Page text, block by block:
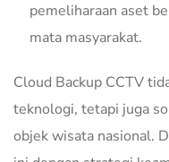
pemeliharaan aset
mata masyarakat.
Cloud Backup CCTV
teknologi, tetapi juga
objek wisata nasional.